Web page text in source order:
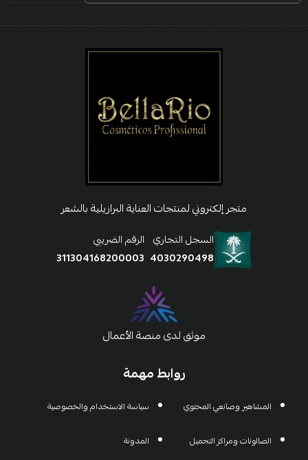
روابط مهمة
المشاهير وصانعي المحتوي
الصالونات ومراكز التجميل
سياسة الاستخدام والخصوصية
المدونة
متجر إلكتروني لمنتجات العناية البرازيلية بالشعر
السجل التجاري
4030290498
الرقم الضريبي
311304168200003
موثق لدى منصة الأعمال